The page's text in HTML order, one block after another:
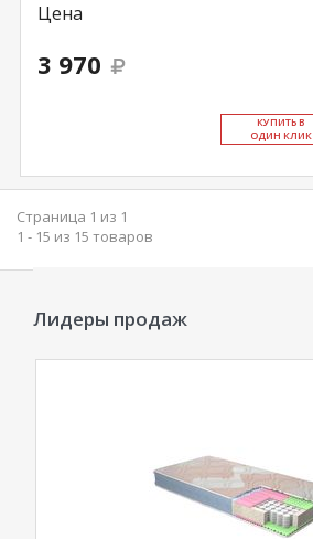
Цена
3 970
КУ­ПИТЬ В
ОДИН КЛИК
Страница 1 из 1
1 - 15 из 15 товаров
Лидеры продаж